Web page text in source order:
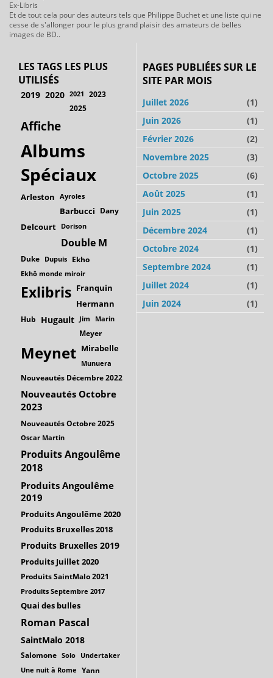
Ex-Libris
Et de tout cela pour des auteurs tels que Philippe Buchet et une liste qui ne
cesse de s'allonger pour le plus grand plaisir des amateurs de belles
images de BD..
LES TAGS LES PLUS
UTILISÉS
2019 2020 2021 2023
2025
Affiche
Albums
Spéciaux
Arleston Ayroles
Barbucci Dany
Delcourt Dorison
Double M
Duke Dupuis Ekho
Ekhö monde miroir
Exlibris Franquin
Hermann
Hub Hugault Jim Marin
Meyer
Meynet Mirabelle
Munuera
Nouveautés Décembre 2022
Nouveautés Octobre
2023
Nouveautés Octobre 2025
Oscar Martin
Produits Angoulême
2018
Produits Angoulême
2019
Produits Angoulême 2020
Produits Bruxelles 2018
Produits Bruxelles 2019
Produits Juillet 2020
Produits SaintMalo 2021
Produits Septembre 2017
Quai des bulles
Roman Pascal
SaintMalo 2018
Salomone Solo Undertaker
Une nuit à Rome Yann
PAGES PUBLIÉES SUR LE
SITE PAR MOIS
Juillet 2026
(1)
Juin 2026
(1)
Février 2026
(2)
Novembre 2025
(3)
Octobre 2025
(6)
Août 2025
(1)
Juin 2025
(1)
Décembre 2024
(1)
Octobre 2024
(1)
Septembre 2024
(1)
Juillet 2024
(1)
Juin 2024
(1)